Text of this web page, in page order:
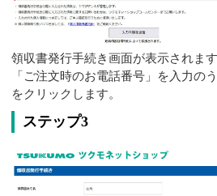
領収書発行手続き画面が表示されま
「ご注文時のお電話番号」を入力の
をクリックします。
ステップ3